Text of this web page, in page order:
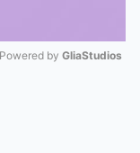
Powered by GliaStudios